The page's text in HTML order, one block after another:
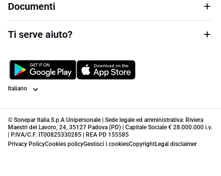
Documenti
Ti serve aiuto?
Lingua
© Sonepar Italia S.p.A Unipersonale | Sede legale ed amministrativa: Riviera
Maestri del Lavoro, 24, 35127 Padova (PD) | Capitale Sociale € 28.000.000 i.v.
| P.IVA/C.F. IT00825330285 | REA PD 155585
Privacy PolicyCookies policyGestisci i cookiesCopyrightLegal disclaimer